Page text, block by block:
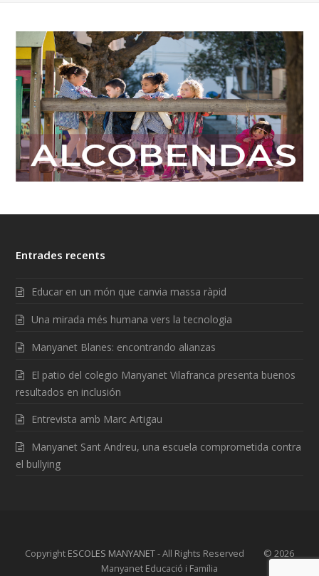
Entrades recents
Educar en un món que canvia massa ràpid
Una mirada més humana vers la tecnologia
Manyanet Blanes: encontrando alianzas
El patio del colegio Manyanet Vilafranca presenta buenos
resultados en inclusión
Entrevista amb Marc Artigau
Manyanet Sant Andreu, una escuela comprometida contra
el bullying
Copyright ESCOLES MANYANET- All Rights Reserved © 2026
Manyanet Educació i Família